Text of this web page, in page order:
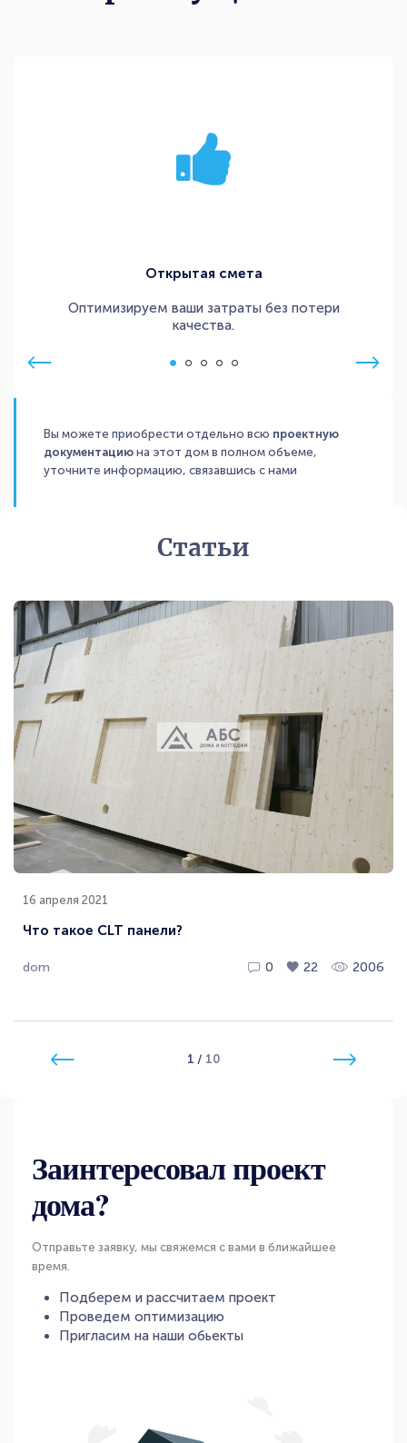
Открытая смета
Оптимизируем ваши затраты без потери
качества.
Вы можете приобрести отдельно всю проектную
документацию на этот дом в полном объеме,
уточните информацию, связавшись с нами
Статьи
16 апреля 2021
Что такое CLT панели?
dom 0 22 2006
1 / 10
Заинтересовал проект
дома?
Отправьте заявку, мы свяжемся с вами в ближайшее
время.
Подберем и рассчитаем проект
Проведем оптимизацию
Пригласим на наши обьекты